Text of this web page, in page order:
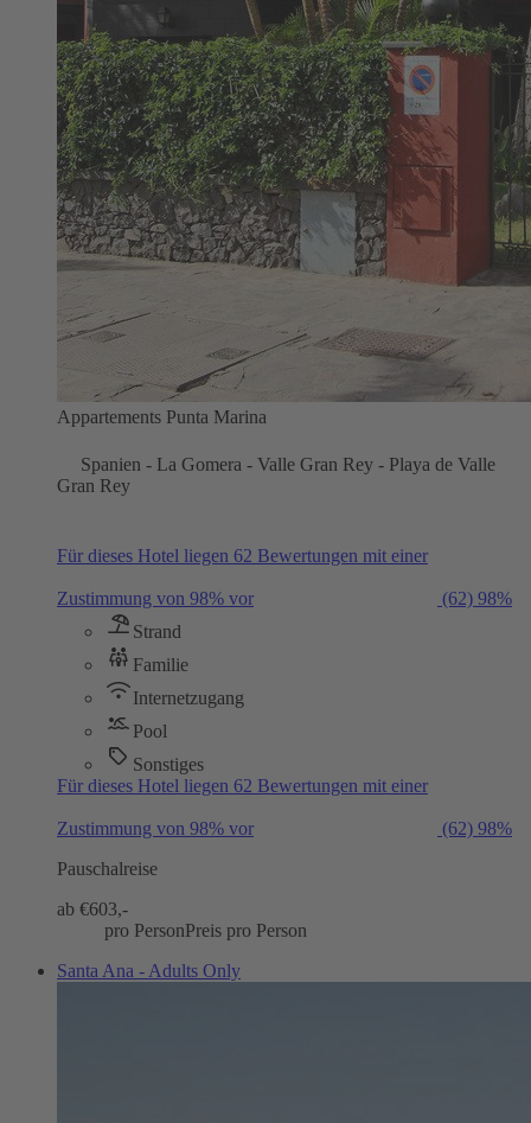
Appartements Punta Marina
Spanien - La Gomera - Valle Gran Rey - Playa de Valle
Gran Rey
Für dieses Hotel liegen 62 Bewertungen mit einer
Zustimmung von 98% vor (62) 98%
Strand
Familie
Internetzugang
Pool
Sonstiges
Für dieses Hotel liegen 62 Bewertungen mit einer
Zustimmung von 98% vor (62) 98%
Pauschalreise
ab €603,-
pro PersonPreis pro Person
Santa Ana - Adults Only